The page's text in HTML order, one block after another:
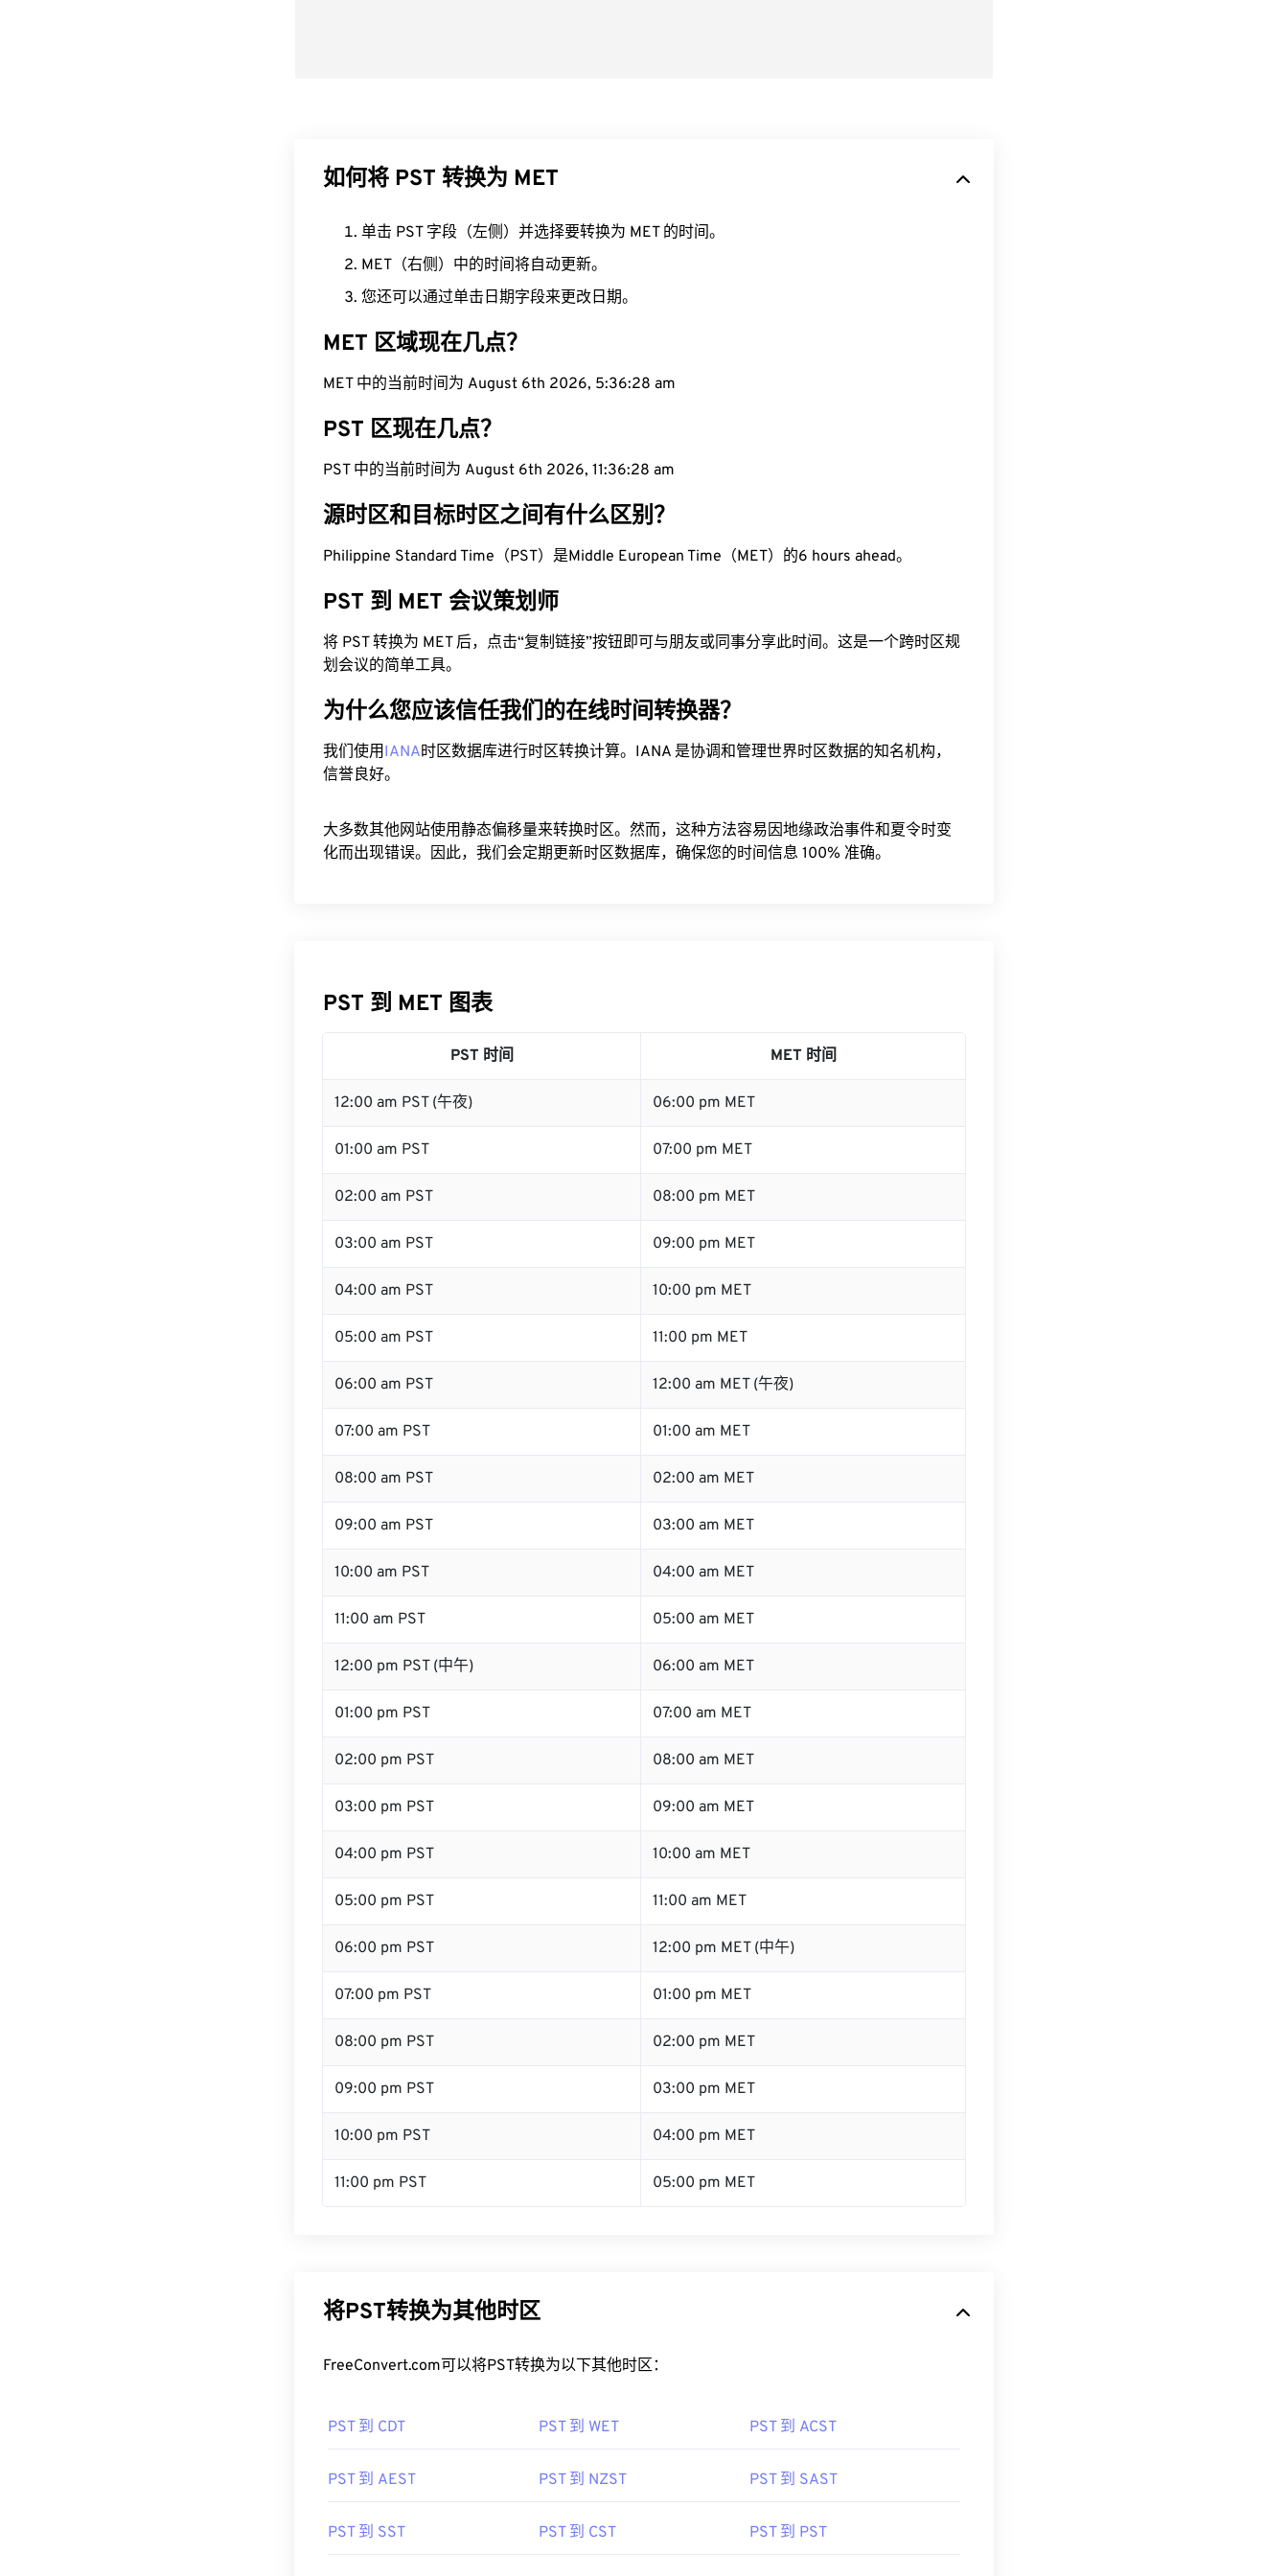
如何将 PST 转换为 MET
单击 PST 字段（左侧）并选择要转换为 MET 的时间。
MET（右侧）中的时间将自动更新。
您还可以通过单击日期字段来更改日期。
MET 区域现在几点？
MET 中的当前时间为 August 6th 2026, 5:36:29 am
PST 区现在几点？
PST 中的当前时间为 August 6th 2026, 11:36:29 am
源时区和目标时区之间有什么区别？
Philippine Standard Time（PST）是Middle European Time（MET）的6 hours ahead。
PST 到 MET 会议策划师
将 PST 转换为 MET 后，点击“复制链接”按钮即可与朋友或同事分享此时间。这是一个跨时区规
划会议的简单工具。
为什么您应该信任我们的在线时间转换器？
我们使用IANA时区数据库进行时区转换计算。IANA 是协调和管理世界时区数据的知名机构，
信誉良好。
大多数其他网站使用静态偏移量来转换时区。然而，这种方法容易因地缘政治事件和夏令时变
化而出现错误。因此，我们会定期更新时区数据库，确保您的时间信息 100% 准确。
PST 到 MET 图表
PST 时间 MET 时间
12:00 am PST (午夜) 06:00 pm MET
01:00 am PST 07:00 pm MET
02:00 am PST 08:00 pm MET
03:00 am PST 09:00 pm MET
04:00 am PST 10:00 pm MET
05:00 am PST 11:00 pm MET
06:00 am PST 12:00 am MET (午夜)
07:00 am PST 01:00 am MET
08:00 am PST 02:00 am MET
09:00 am PST 03:00 am MET
10:00 am PST 04:00 am MET
11:00 am PST 05:00 am MET
12:00 pm PST (中午) 06:00 am MET
01:00 pm PST 07:00 am MET
02:00 pm PST 08:00 am MET
03:00 pm PST 09:00 am MET
04:00 pm PST 10:00 am MET
05:00 pm PST 11:00 am MET
06:00 pm PST 12:00 pm MET (中午)
07:00 pm PST 01:00 pm MET
08:00 pm PST 02:00 pm MET
09:00 pm PST 03:00 pm MET
10:00 pm PST 04:00 pm MET
11:00 pm PST 05:00 pm MET
将PST转换为其他时区
FreeConvert.com可以将PST转换为以下其他时区：
PST 到 CDT PST 到 WET PST 到 ACST
PST 到 AEST PST 到 NZST PST 到 SAST
PST 到 SST PST 到 CST PST 到 PST